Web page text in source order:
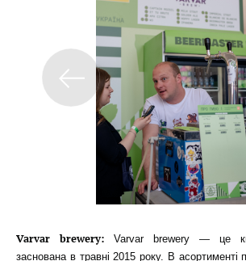
Varvar brewery: Varvar brewery — це
заснована в травні 2015 року. В асортименті